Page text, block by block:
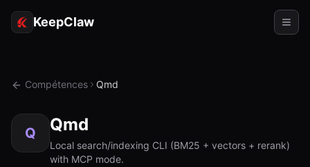
KeepClaw
Accès au jeton
Cas d'usage
Compétences Qmd
Q Qmd
Local search/indexing CLI (BM25 + vectors + rerank)
with MCP mode.